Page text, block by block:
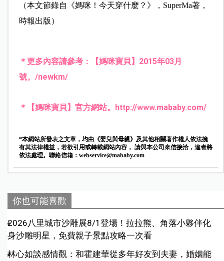
（本文節錄自《媽咪！今天穿什麼？》，SuperMa著，
時報出版）
＊更多內容請參考：【媽咪寶貝】2015年03月
號。 /newkm/
＊【媽咪寶貝】官方網站。 http://www.mababy.com/
*本網站所發表之文章，均由《嬰兒與母親》及其他相關著作權人依法擁
有其法律權益，若欲引用或轉載網站內容， 請與本公司來信接洽，違者將
依法處理。聯絡信箱： webservice@mababy.com
你也可能喜歡
2026八里城市沙雕展8/1登場！拉拉熊、角落小夥伴化
身沙雕明星，免費親子景點攻略一次看
林心如談感情觀：和霍建華從多年好友到夫妻，婚姻能